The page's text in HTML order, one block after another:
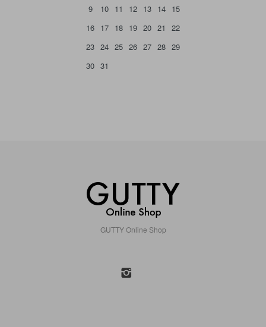
9
10 11 12 13 14 15
16 17 18 19 20 21
22
23 24 25 26 27 28 29
30 31
GUTTY Online Shop